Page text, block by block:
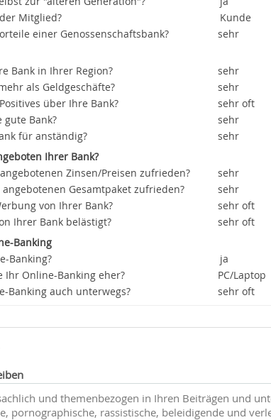
Mitglied?
Kunde
einer Genossenschaftsbank?
sehr
Bank in Ihrer Region?
sehr
als Geldgeschäfte?
sehr
über Ihre Bank?
sehr oft
gute Bank?
sehr
für anständig?
sehr
Ihrer Bank?
Zinsen/Preisen zufrieden?
sehr
Gesamtpaket zufrieden?
sehr
von Ihrer Bank?
sehr oft
Ihrer Bank belästigt?
sehr oft
Banking
Banking?
ja
Ihr Online-Banking eher?
PC/Laptop
Banking auch unterwegs?
sehr oft
und themenbezogen in Ihren Beiträgen und
pornographische, rassistische, beleidigende und